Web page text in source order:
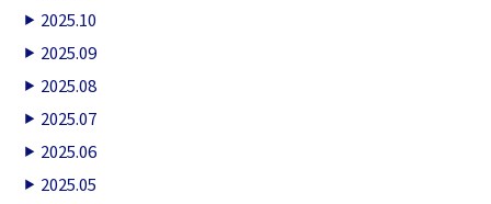
2025.10
2025.09
2025.08
2025.07
2025.06
2025.05